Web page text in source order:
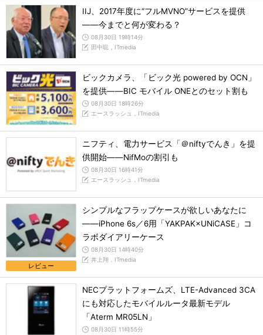
IIJ、2017年度に“フルMVNO”サービスを提供
――今までと何が変わる？
08月30日 19時14分
田中聡，ITmedia
ビックカメラ、「ビック光 powered by OCN」
を提供――BIC モバイル ONEとのセット割も
08月30日 18時26分
エースラッシュ，ITmedia
ニフティ、電力サービス「＠niftyでんき」を提
供開始――NifMoの割引も
08月30日 16時41分
エースラッシュ，ITmedia
レビュー
シンプルなフラップケースが欲しいあなたに
――iPhone 6s／6用「YAKPAK×UNiCASE」コ
ラボダイアリーケース
08月30日 14時40分
井上翔，ITmedia
NECプラットフォームズ、LTE-Advanced 3CA
にも対応したモバイルルータ最新モデル
「Aterm MR05LN」
08月30日 11時55分